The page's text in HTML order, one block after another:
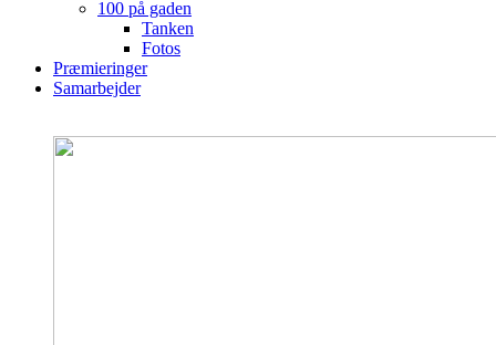
100 på gaden
Tanken
Fotos
Præmieringer
Samarbejder